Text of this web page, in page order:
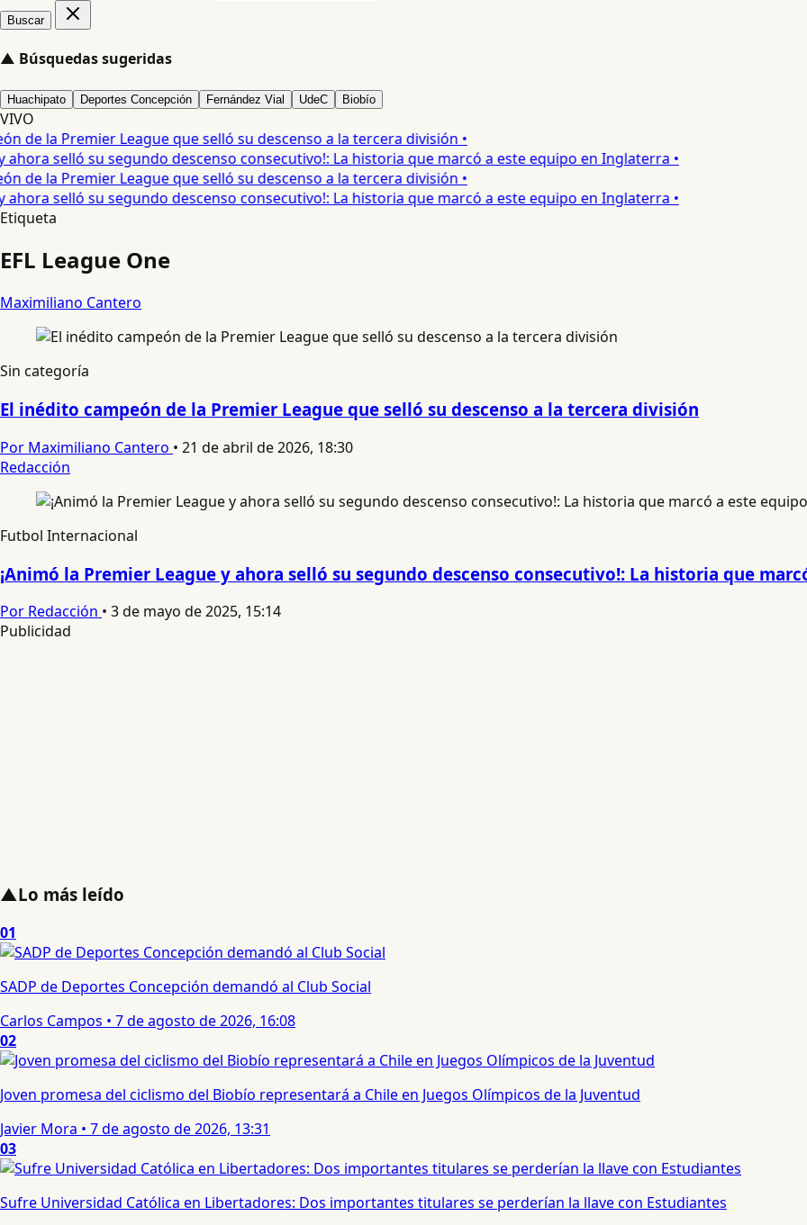
Buscar
▲ Búsquedas sugeridas
Huachipato Deportes Concepción Fernández Vial UdeC Biobío
VIVO
de la Premier League que selló su descenso a la tercera división •
selló su segundo descenso consecutivo!: La historia que marcó a este equipo en Inglaterra •
de la Premier League que selló su descenso a la tercera división •
selló su segundo descenso consecutivo!: La historia que marcó a este equipo en Inglaterra •
Etiqueta
EFL League One
Maximiliano Cantero
Sin categoría
El inédito campeón de la Premier League que selló su descenso a la tercera división
Por Maximiliano Cantero • 21 de abril de 2026, 18:30
Redacción
Futbol Internacional
¡Animó la Premier League y ahora selló su segundo descenso consecutivo!: La historia que
Por Redacción • 3 de mayo de 2025, 15:14
Publicidad
▲Lo más leído
01
SADP de Deportes Concepción demandó al Club Social
Carlos Campos • 7 de agosto de 2026, 16:08
02
Joven promesa del ciclismo del Biobío representará a Chile en Juegos Olímpicos de la Juventud
Javier Mora • 7 de agosto de 2026, 13:31
03
Sufre Universidad Católica en Libertadores: Dos importantes titulares se perderían la llave con Estudiantes